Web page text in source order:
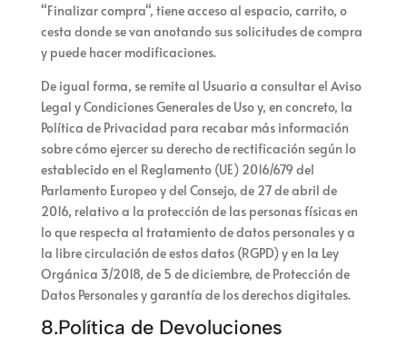
“Finalizar compra“, tiene acceso al espacio, carrito, o
cesta donde se van anotando sus solicitudes de compra
y puede hacer modificaciones.
De igual forma, se remite al Usuario a consultar el Aviso
Legal y Condiciones Generales de Uso y, en concreto, la
Política de Privacidad para recabar más información
sobre cómo ejercer su derecho de rectificación según lo
establecido en el Reglamento (UE) 2016/679 del
Parlamento Europeo y del Consejo, de 27 de abril de
2016, relativo a la protección de las personas físicas en
lo que respecta al tratamiento de datos personales y a
la libre circulación de estos datos (RGPD) y en la Ley
Orgánica 3/2018, de 5 de diciembre, de Protección de
Datos Personales y garantía de los derechos digitales.
8.Política de Devoluciones